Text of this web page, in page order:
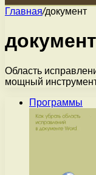
Главная/документ
документ
Область
мощный
Программы